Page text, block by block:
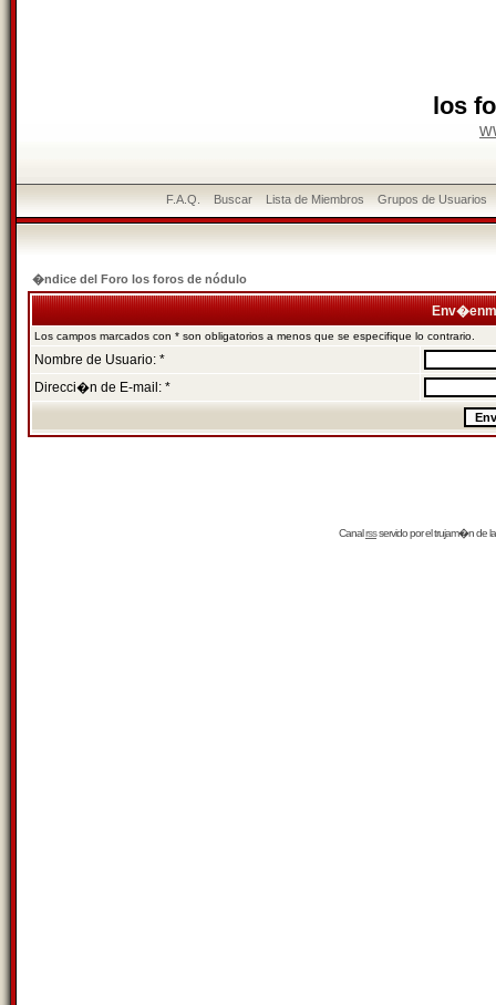
los
F.A.Q. Buscar Lista de Miembros Grupos de Usuarios
�ndice del Foro los foros de nódulo
Los campos marcados con * son obligatorios a menos que se especifique lo contrario.
Nombre de Usuario: *
Direcci�n de E-mail: *
Canalrssservido por eltrujam�nde